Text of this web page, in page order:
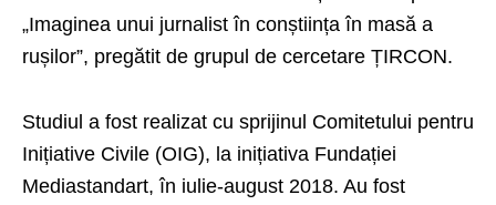
„Imaginea unui jurnalist în conștiința în masă a
rușilor”, pregătit de grupul de cercetare ȚIRCON.
Studiul a fost realizat cu sprijinul Comitetului pentru
Inițiative Civile (OIG), la inițiativa Fundației
Mediastandart, în iulie-august 2018. Au fost